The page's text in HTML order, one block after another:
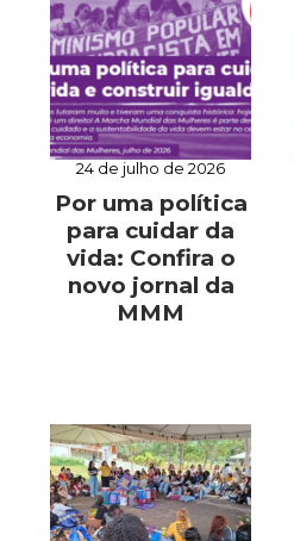
24 de julho de 2026
Por uma política
para cuidar da
vida: Confira o
novo jornal da
MMM